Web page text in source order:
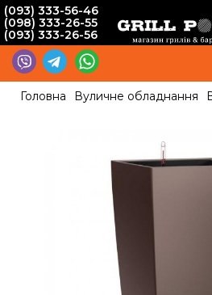
(093) 333-56-46
(098) 333-26-55
(093) 333-26-56
Головна Вуличне обладнання